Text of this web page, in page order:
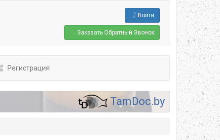
Войти
Заказать Обратный Звонок
Регистрация
TamDoc.by